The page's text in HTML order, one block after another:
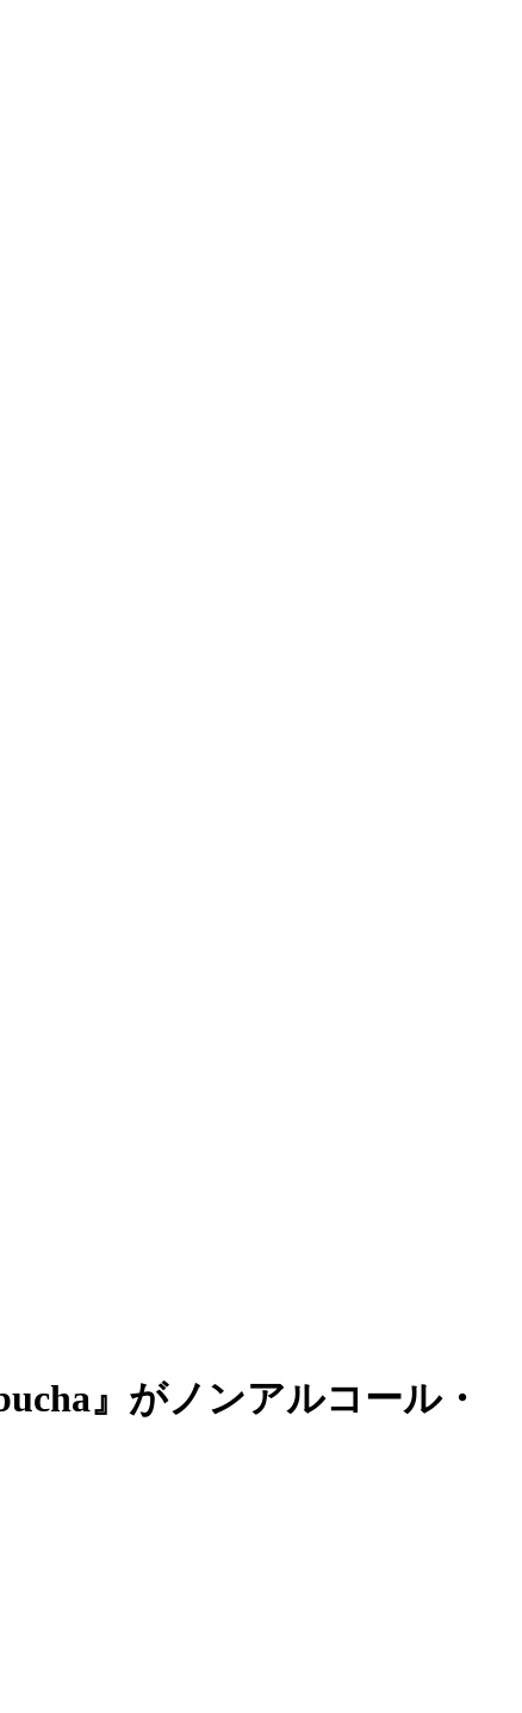
』がノンアルコール・